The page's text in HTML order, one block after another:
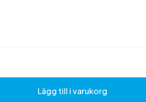
Lägg till i varukorg